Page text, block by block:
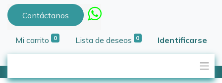
Contáctanos
Mi carrito 0 Lista de deseos 0 Identificarse